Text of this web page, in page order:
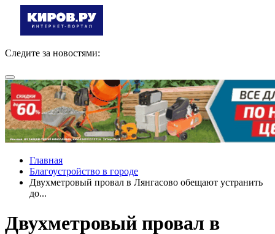
Следите за новостями:
Главная
Благоустройство в городе
Двухметровый провал в Лянгасово обещают устранить
до...
Двухметровый провал в